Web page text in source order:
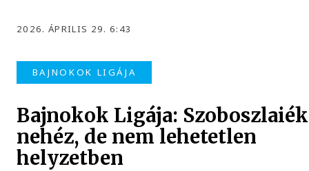
2026. ÁPRILIS 29. 6:43
BAJNOKOK LIGÁJA
Bajnokok Ligája: Szoboszlaiék
nehéz, de nem lehetetlen
helyzetben